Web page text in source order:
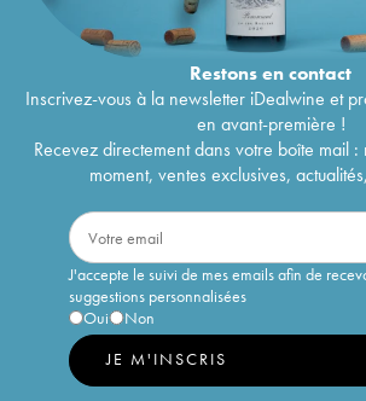
Restons encontact
Inscrivez-vous à la newsletter iDealwine et
en avant-première !
Recevez directement dans votre boîte mail :
moment, ventes exclusives,
J'accepte le suivi de mes emails afin de
suggestions personnalisées
Oui
Non
JE M'INSCRIS